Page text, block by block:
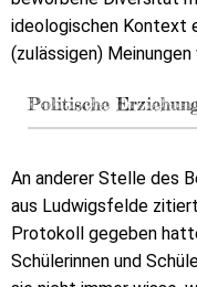
ideologischen Kontext
(zulässigen) Meinungen
Politische
An anderer Stelle des
aus Ludwigsfelde
Protokoll gegeben
Schülerinnen und